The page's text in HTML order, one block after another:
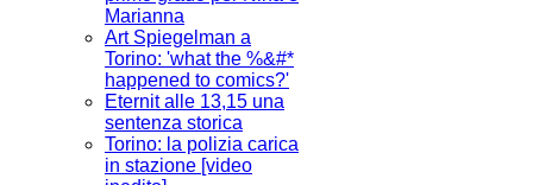
Marianna
Art Spiegelman a
Torino: 'what the %&#*
happened to comics?'
Eternit alle 13,15 una
sentenza storica
Torino: la polizia carica
in stazione [video